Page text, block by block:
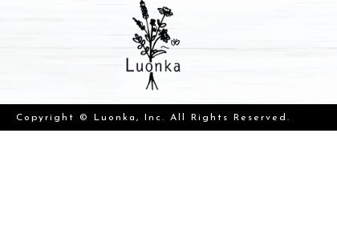
Copyright © Luonka, Inc. All Rights Reserved.